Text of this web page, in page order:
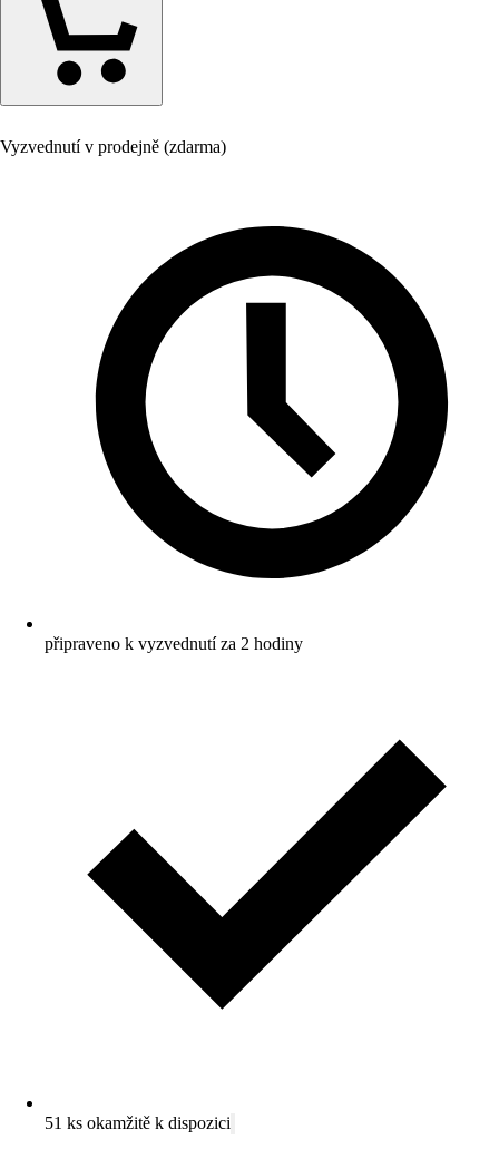
Vyzvednutí v prodejně (zdarma)
připraveno k vyzvednutí za 2 hodiny
51 ks okamžitě k dispozici